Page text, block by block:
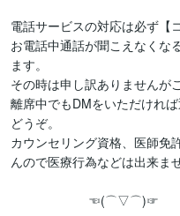
電話サービスの対応は必ず【
お電話中通話が聞こえなくな
ます。
その時は申し訳ありませんが
離席中でもDMをいただけれ
どうぞ。
カウンセリング資格、医師免
んので医療行為などは出来ま
☜(⌒▽⌒)☞